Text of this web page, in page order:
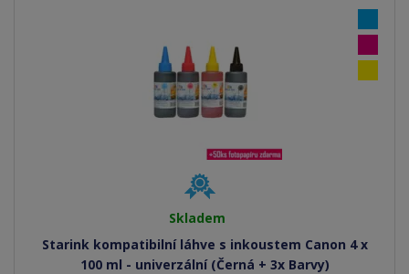
Skladem
Starink kompatibilní láhve s inkoustem Canon 4 x
100 ml - univerzální (Černá + 3x Barvy)